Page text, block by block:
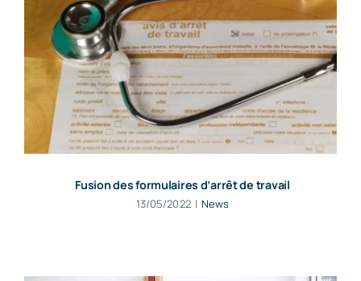
Fusion des formulaires d’arrêt de travail
13/05/2022 | News